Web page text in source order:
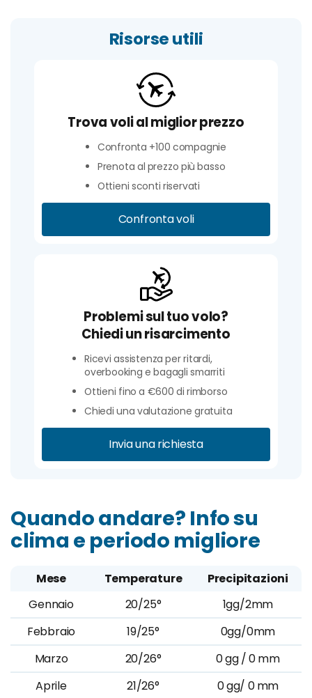
Risorse utili
Trova voli al miglior prezzo
Confronta +100 compagnie
Prenota al prezzo più basso
Ottieni sconti riservati
Confronta voli
Problemi sul tuo volo?
Chiedi un risarcimento
Ricevi assistenza per ritardi,
overbooking e bagagli smarriti
Ottieni fino a €600 di rimborso
Chiedi una valutazione gratuita
Invia una richiesta
Quando andare? Info su
clima e periodo migliore
Mese Temperature
Precipitazioni
Gennaio
20/25°
1gg/2mm
Febbraio
19/25°
0gg/0mm
Marzo
20/26°
0 gg / 0 mm
Aprile
21/26°
0 gg/ 0 mm